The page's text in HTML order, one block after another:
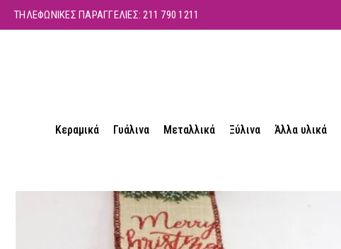
ΤΗΛΕΦΩΝΙΚΕΣ ΠΑΡΑΓΓΕΛΙΕΣ:211 790 1211
Κεραμικά Γυάλινα Μεταλλικά Ξύλινα Άλλα υλικά